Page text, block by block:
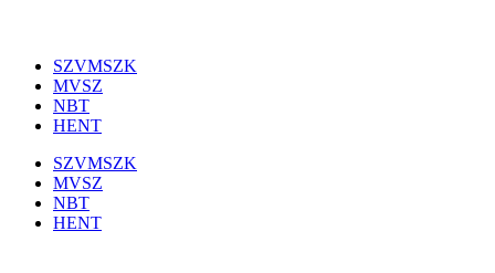
SZVMSZK
MVSZ
NBT
HENT
SZVMSZK
MVSZ
NBT
HENT